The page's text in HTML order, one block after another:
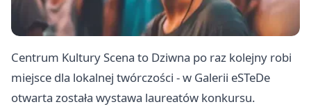
Centrum Kultury Scena to Dziwna po raz kolejny robi
miejsce dla lokalnej twórczości - w Galerii eSTeDe
otwarta została wystawa laureatów konkursu.